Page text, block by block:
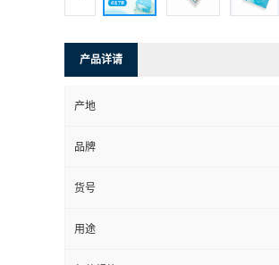
产品详请
产地
品牌
货号
用途